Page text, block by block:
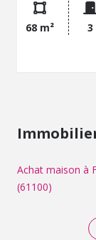
copropriété
Dépôt de
548 euros.
68 m² 3
Achat maison à
(61100)